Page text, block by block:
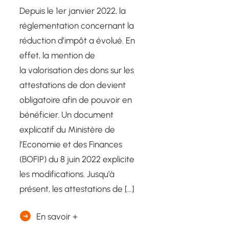
Depuis le 1er janvier 2022, la
réglementation concernant la
réduction d’impôt a évolué. En
effet, la mention de
la valorisation des dons sur les
attestations de don devient
obligatoire afin de pouvoir en
bénéficier. Un document
explicatif du Ministère de
l’Economie et des Finances
(BOFIP) du 8 juin 2022 explicite
les modifications. Jusqu’à
présent, les attestations de […]
En savoir +